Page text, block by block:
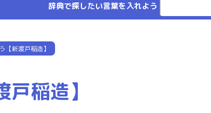
辞典で探したい言葉を入れよう
【新渡戸稲造】
稲造】